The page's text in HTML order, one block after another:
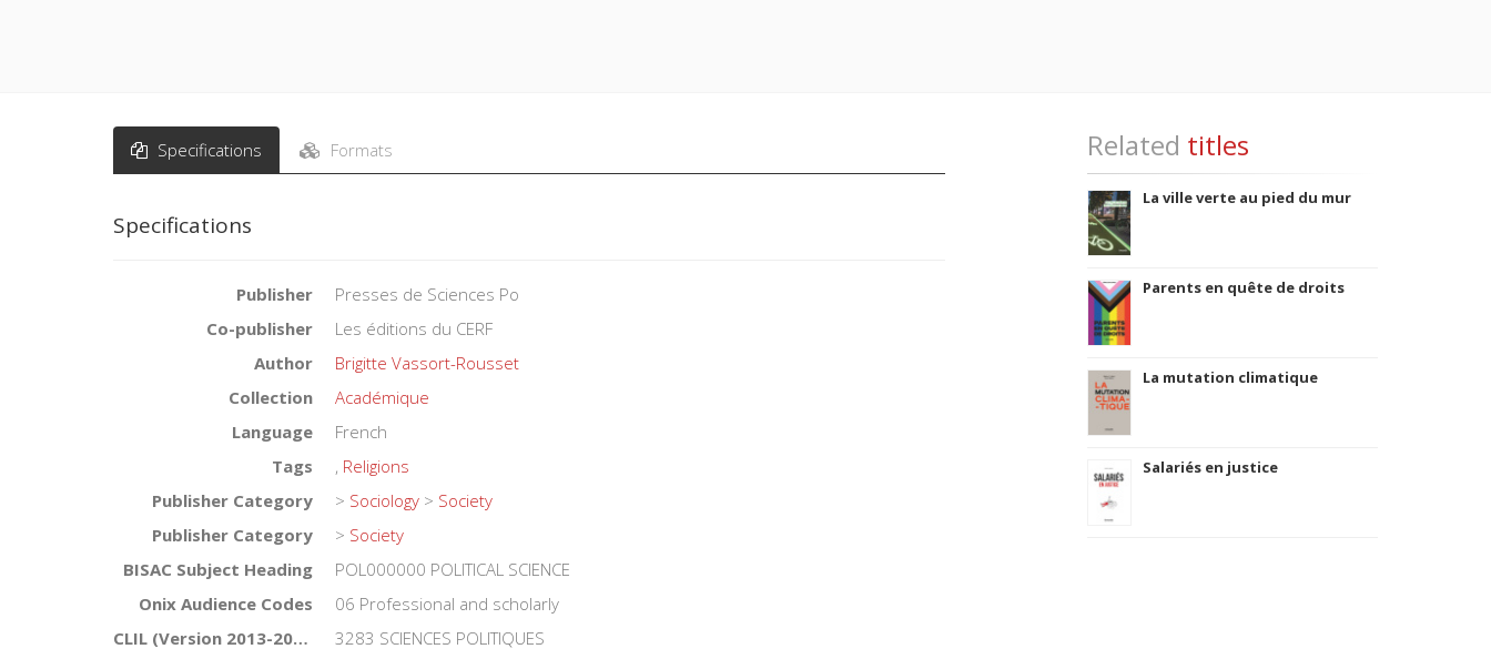
Specifications Formats
Specifications
Publisher
Presses de Sciences Po
Co-publisher
Les éditions du CERF
Author
Brigitte Vassort-Rousset
Collection
Académique
Language
French
Tags
, Religions
Publisher Category
> Sociology > Society
Publisher Category
> Society
BISAC Subject Heading
POL000000 POLITICAL SCIENCE
Onix Audience Codes
06 Professional and scholarly
CLIL (Version 2013-2019)
3283 SCIENCES POLITIQUES
Related titles
La ville verte au pied du mur
Parents en quête de droits
La mutation climatique
Salariés en justice